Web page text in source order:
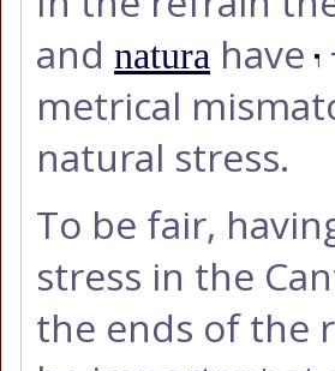
and natura have
metrical
natural stress.
To be fair,
stress in the
the ends of the